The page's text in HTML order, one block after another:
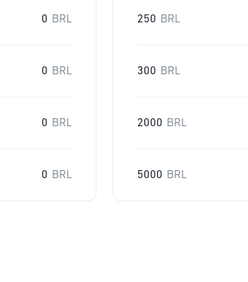
0 BRL
0 BRL
0 BRL
0 BRL
250 BRL
300 BRL
2000 BRL
5000 BRL